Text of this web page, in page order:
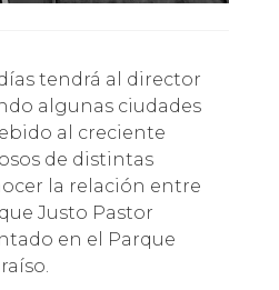
algunas ciudades
al creciente
de distintas
la relación entre
Justo Pastor
en el Parque